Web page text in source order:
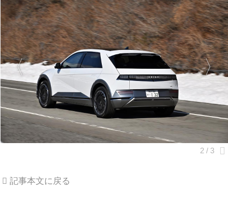
記事本文に戻る